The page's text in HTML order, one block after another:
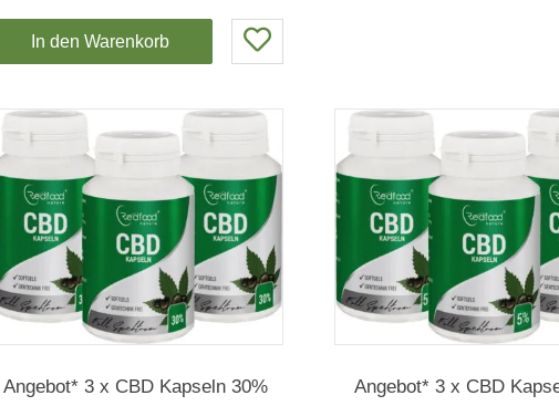
In den Warenkorb
Angebot* 3 x CBD Kapseln 30% Angebot* 3 x CBD